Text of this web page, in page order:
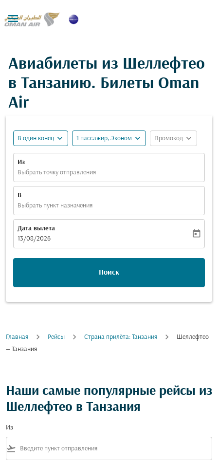

Авиабилеты из Шеллефтео
в Танзанию. Билеты Oman
Air
В один конец expand_more 1 пассажир, Эконом expand_more Промокод expand_more
Из
Выбрать точку отправления
В
Выбрать пункт назначения
Дата вылета
fc-booking-departure-date-aria-label
13/08/2026
today
Поиск
Главная Рейсы Cтрана прилёта: Танзания
Шеллефтео
— Танзания
Наши самые популярные рейсы из
Шеллефтео в Танзания
Из
flight_takeoff